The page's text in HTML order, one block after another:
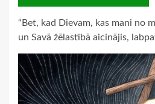
“Bet, kad Dievam, kas mani no
un Savā žēlastībā aicinājis,